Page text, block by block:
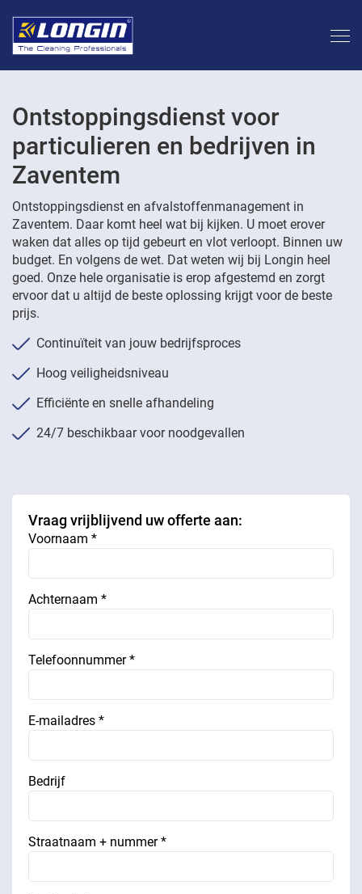
Ontstoppingsdienst voor
particulieren en bedrijven in
Zaventem
Ontstoppingsdienst en afvalstoffenmanagement in
Zaventem. Daar komt heel wat bij kijken. U moet erover
waken dat alles op tijd gebeurt en vlot verloopt. Binnen uw
budget. En volgens de wet. Dat weten wij bij Longin heel
goed. Onze hele organisatie is erop afgestemd en zorgt
ervoor dat u altijd de beste oplossing krijgt voor de beste
prijs.
Continuïteit van jouw bedrijfsproces
Hoog veiligheidsniveau
Efficiënte en snelle afhandeling
24/7 beschikbaar voor noodgevallen
Vraag vrijblijvend uw offerte aan:
Voornaam *
Achternaam *
Telefoonnummer *
E-mailadres *
Bedrijf
Straatnaam + nummer *